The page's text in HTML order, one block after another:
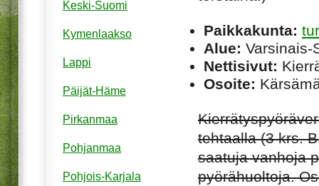
Paikkakunta:
Alue: Varsinais-
Nettisivut:
Osoite:
tehtaalla (3 krs.
saatuja vanhoja
pyörähuoltoja.
Keski-Suomi
Kymenlaakso
Lappi
Päijät-Häme
Pirkanmaa
Pohjanmaa
Pohjois-Karjala